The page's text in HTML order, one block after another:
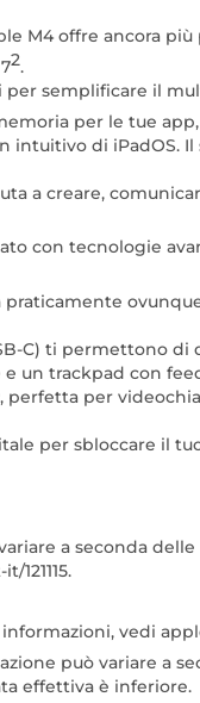
M4 offre ancora
2.
semplificare il
per le tue
intuitivo di
a creare,
con tecnologie
praticamente
C) ti permettono
un trackpad con
perfetta per
per sbloccare il
a seconda
vedi
può variare a
effettiva è inferiore.